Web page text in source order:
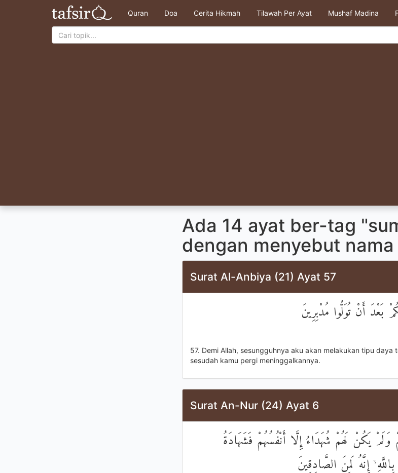
Quran Doa Cerita Hikmah Tilawah Per Ayat Mushaf Madina
Ada 14 ayat ber-tag
dengan menyebut
Surat Al-Anbiya (21) Ayat 57
بَعْدَ أَنْ تُوَلُّوا مُدْبِرِينَ
57. Demi Allah, sesungguhnya aku akan melakukan tipu daya
sesudah kamu pergi meninggalkannya.
Surat An-Nur (24) Ayat 6
وَلَمْ يَكُنْ لَهُمْ شُهَدَاءُ إِلَّا أَنْفُسُهُمْ فَشَهَادَةُ
إِنَّهُ لَمِنَ الصَّادِقِينَ